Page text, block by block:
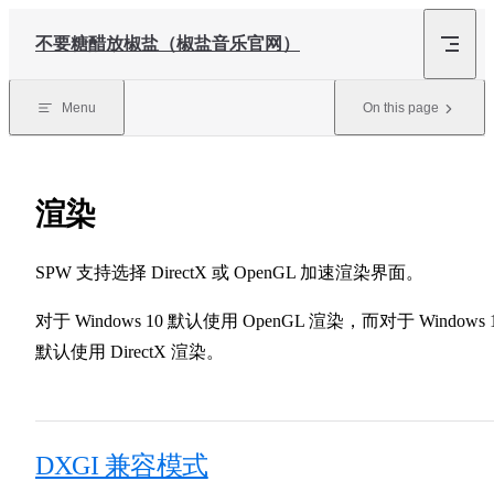
不要糖醋放椒盐（椒盐音乐官网）
Menu On this page
渲染
SPW 支持选择 DirectX 或 OpenGL 加速渲染界面。
对于 Windows 10 默认使用 OpenGL 渲染，而对于 Windows
默认使用 DirectX 渲染。
DXGI 兼容模式